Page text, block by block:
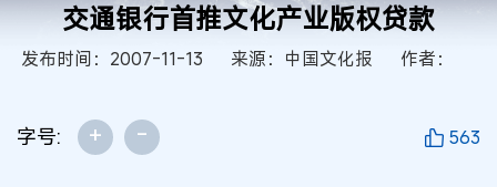
交通银行首推文化产业版权贷款
发布时间：2007-11-13 来源：中国文化报 作者：
字号: + - 563